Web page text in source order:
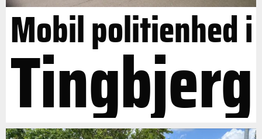
Mobil politienhed i
Tingbjerg